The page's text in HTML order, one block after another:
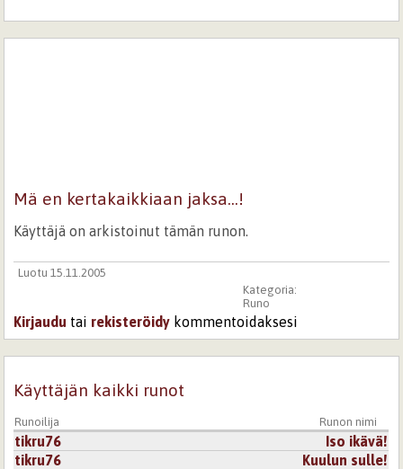
Mä en kertakaikkiaan jaksa...!
Käyttäjä on arkistoinut tämän runon.
Luotu 15.11.2005
Kategoria:
Runo
Kirjaudu tai rekisteröidy kommentoidaksesi
Käyttäjän kaikki runot
Runoilija Runon nimi
tikru76
Iso ikävä!
tikru76
Kuulun sulle!